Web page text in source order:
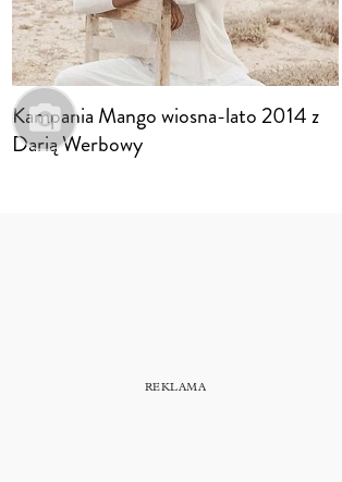
Kampania Mango wiosna-lato 2014 z
Darią Werbowy